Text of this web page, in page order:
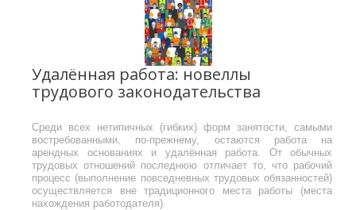
Удалённая работа: новеллы
трудового законодательства
Среди всех нетипичных (гибких) форм занятости, самыми
востребованными, по-прежнему, остаются работа на
арендных основаниях и удалённая работа. От обычных
трудовых отношений последнюю отличает то, что рабочий
процесс (выполнение повседневных трудовых обязанностей)
осуществляется вне традиционного места работы (места
нахождения работодателя).